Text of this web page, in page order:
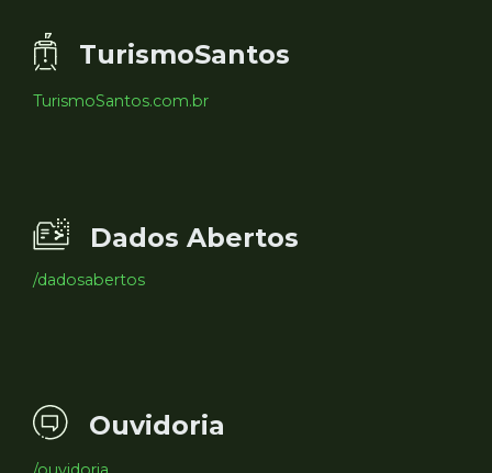
TurismoSantos
TurismoSantos.com.br
Dados Abertos
/dadosabertos
Ouvidoria